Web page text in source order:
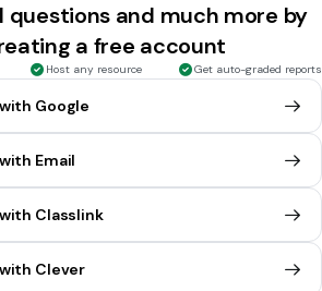
م/ث
questions and much more by
a free account
Host any resource Get auto-graded reports
Google
Email
Classlink
Clever